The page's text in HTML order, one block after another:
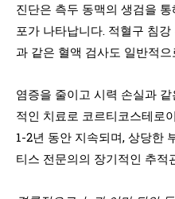
진단은 측두 동맥의 생검을
포가 나타납니다. 적혈구 침
과 같은 혈액 검사도 일반적
염증을 줄이고 시력 손실과
적인 치료로 코르티코스테로
1-2년 동안 지속되며, 상당한
티스 전문의의 장기적인 추적